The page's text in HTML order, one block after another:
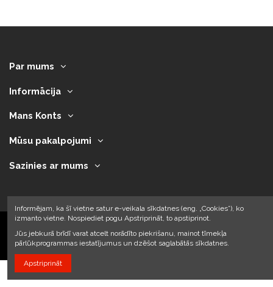
Par mums
Informācija
Mans Konts
Mūsu pakalpojumi
Sazinies ar mums
2023 © Armando Auto SIA
Informējam, ka šī vietne satur e-veikala sīkdatnes (eng. „Cookies”), ko
izmanto vietne. Nospiediet pogu Apstriprināt, to apstiprinot.
Jūs jebkurā brīdī varat atcelt norādīto piekrišanu, mainot tīmekļa
pārlūkprogrammas iestatījumus un dzēšot saglabātās sīkdatnes.
Apstriprināt